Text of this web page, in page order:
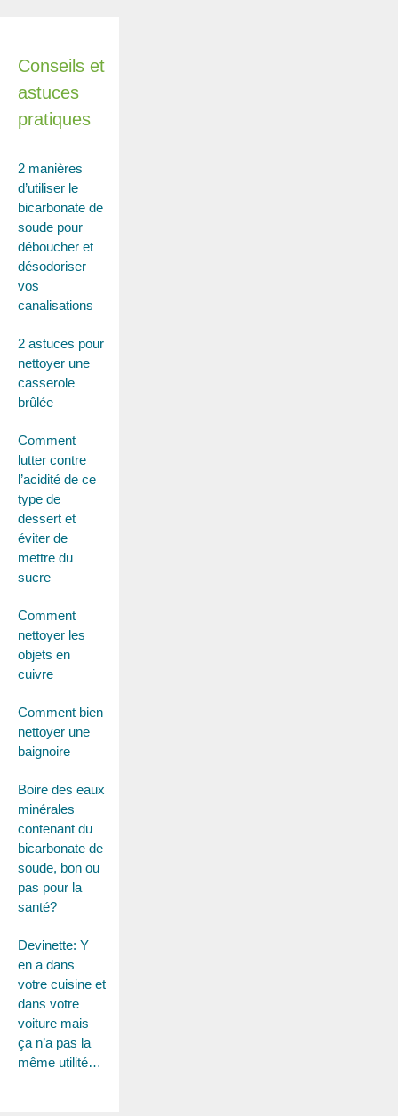
Conseils et
astuces
pratiques
2 manières
d’utiliser le
bicarbonate de
soude pour
déboucher et
désodoriser
vos
canalisations
2 astuces pour
nettoyer une
casserole
brûlée
Comment
lutter contre
l’acidité de ce
type de
dessert et
éviter de
mettre du
sucre
Comment
nettoyer les
objets en
cuivre
Comment bien
nettoyer une
baignoire
Boire des eaux
minérales
contenant du
bicarbonate de
soude, bon ou
pas pour la
santé?
Devinette: Y
en a dans
votre cuisine et
dans votre
voiture mais
ça n’a pas la
même utilité…